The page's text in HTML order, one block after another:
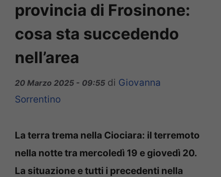
provincia di Frosinone:
cosa sta succedendo
nell’area
20 Marzo 2025 - 09:55 di Giovanna
Sorrentino
La terra trema nella Ciociara: il terremoto
nella notte tra mercoledì 19 e giovedì 20.
La situazione e tutti i precedenti nella